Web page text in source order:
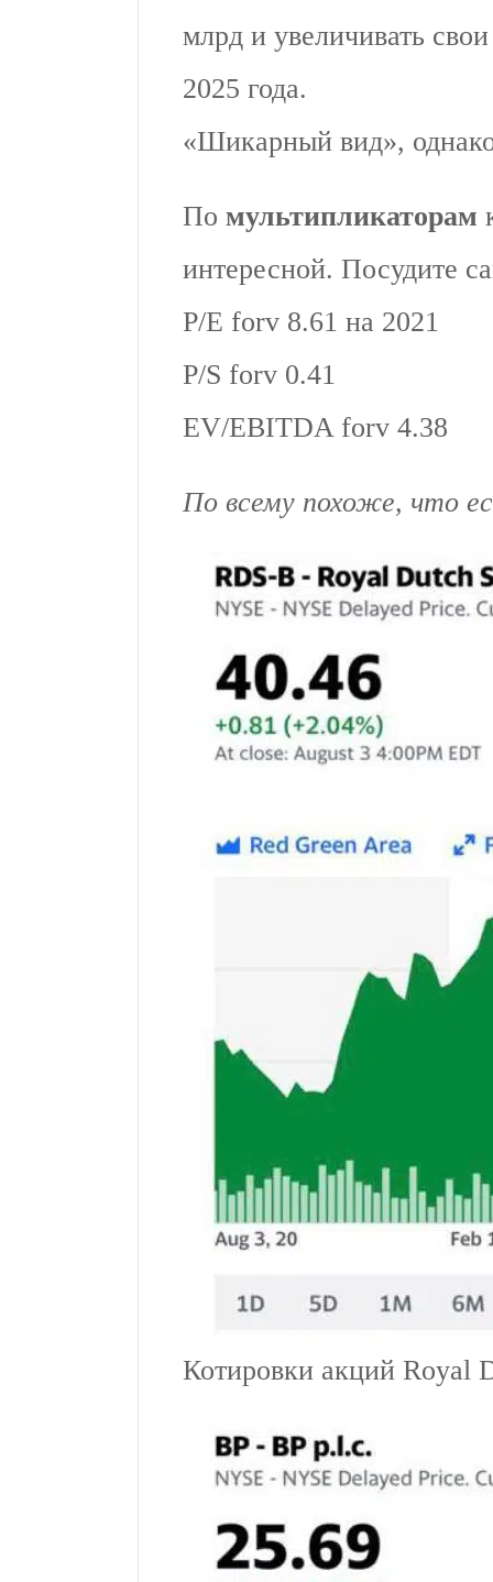
млрд и увеличивать
2025 года.
«Шикарный вид»,
По мультипликаторам
интересной. Посудите
P/E forv 8.61 на 2021
P/S forv 0.41
EV/EBITDA forv 4.38
По всему похоже, что
Котировки акций Royal